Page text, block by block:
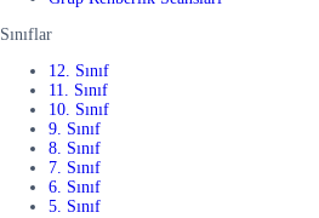
Sınıflar
12. Sınıf
11. Sınıf
10. Sınıf
9. Sınıf
8. Sınıf
7. Sınıf
6. Sınıf
5. Sınıf